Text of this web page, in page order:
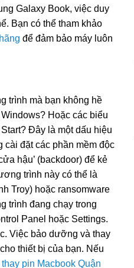
Galaxy Book, việc duy
Bạn có thể tham khảo
để đảm bảo máy luôn
trình mà bạn không hề
Hoặc các biểu
Đây là một dấu hiệu
đặt các phần mềm độc
hậu’ (backdoor) để kẻ
trình này có thể là
Troy) hoặc ransomware
trình đang chạy trong
Panel hoặc Settings.
Việc bảo dưỡng và thay
thiết bị của bạn. Nếu
pin Macbook Quận